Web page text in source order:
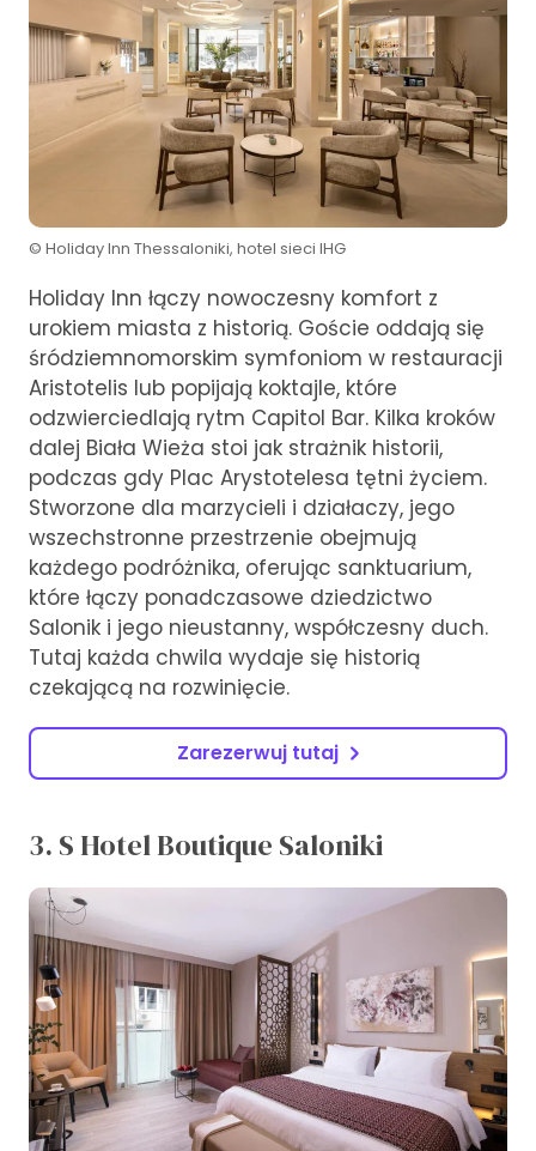
© Holiday Inn Thessaloniki, hotel sieci IHG
Holiday Inn łączy nowoczesny komfort z
urokiem miasta z historią. Goście oddają się
śródziemnomorskim symfoniom w restauracji
Aristotelis lub popijają koktajle, które
odzwierciedlają rytm Capitol Bar. Kilka kroków
dalej Biała Wieża stoi jak strażnik historii,
podczas gdy Plac Arystotelesa tętni życiem.
Stworzone dla marzycieli i działaczy, jego
wszechstronne przestrzenie obejmują
każdego podróżnika, oferując sanktuarium,
które łączy ponadczasowe dziedzictwo
Salonik i jego nieustanny, współczesny duch.
Tutaj każda chwila wydaje się historią
czekającą na rozwinięcie.
Zarezerwuj tutaj
3. S Hotel Boutique Saloniki